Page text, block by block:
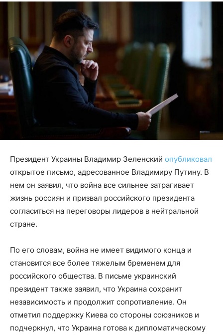
Президент Украины Владимир Зеленский опубликовал
открытое письмо, адресованное Владимиру Путину. В
нем он заявил, что война все сильнее затрагивает
жизнь россиян и призвал российского президента
согласиться на переговоры лидеров в нейтральной
стране.
По его словам, война не имеет видимого конца и
становится все более тяжелым бременем для
российского общества. В письме украинский
президент также заявил, что Украина сохранит
независимость и продолжит сопротивление. Он
отметил поддержку Киева со стороны союзников и
подчеркнул, что Украина готова к дипломатическому